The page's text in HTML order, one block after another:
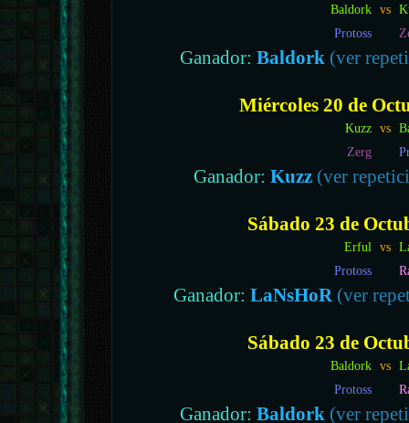
Baldork vs
Protoss
Ganador: Baldork (ver
Miércoles 20 de
Kuzz vs
Zerg
Ganador: Kuzz(ver
Sábado 23 de
Erful vs
Protoss
Ganador: LaNsHoR (ver
Sábado 23 de
Baldork vs
Protoss
Ganador: Baldork (ver